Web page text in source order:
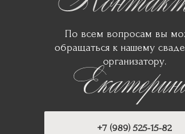
+7 (989) 525-15-82
По всем вопросам вы
обращаться к нашему
организатору.